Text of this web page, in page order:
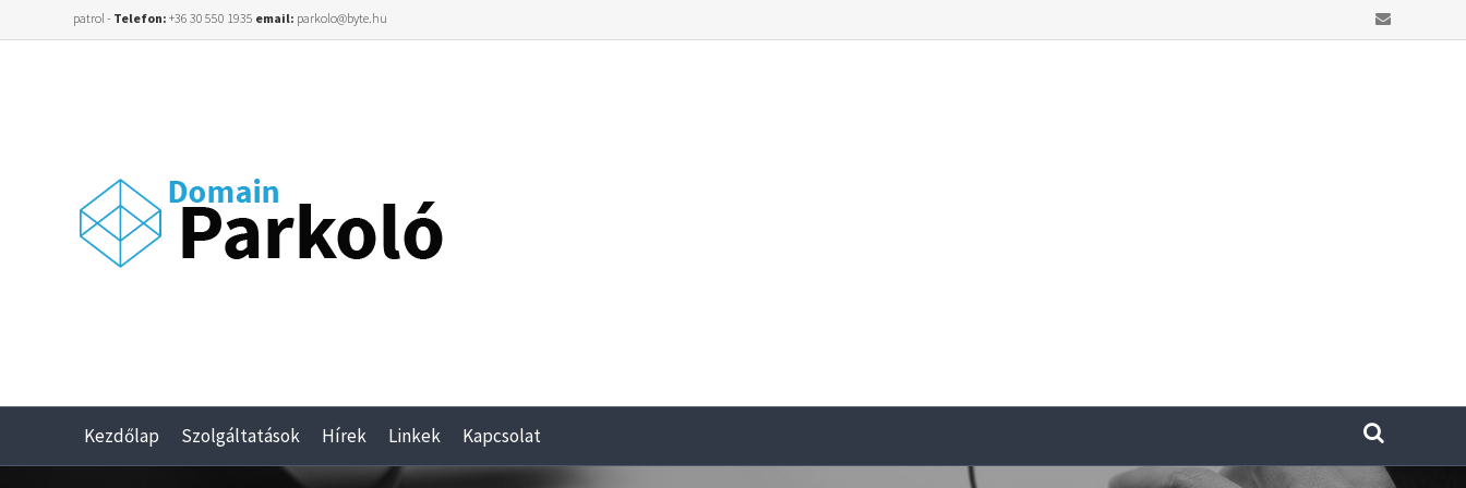
patrol - Telefon: +36 30 550 1935 email: parkolo@byte.hu Email
Kezdőlap Szolgáltatások Hírek Linkek Kapcsolat